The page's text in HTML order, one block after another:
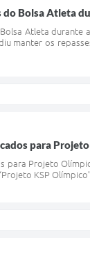
Bolsa Atleta
Atleta
manter os
para
para Projeto
KSP